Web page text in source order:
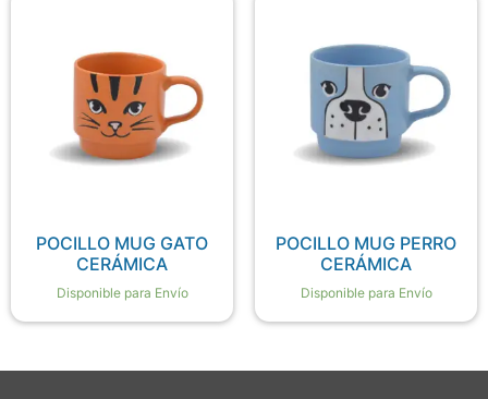
POCILLO MUG GATO
CERÁMICA
Disponible para Envío
POCILLO MUG PERRO
CERÁMICA
Disponible para Envío